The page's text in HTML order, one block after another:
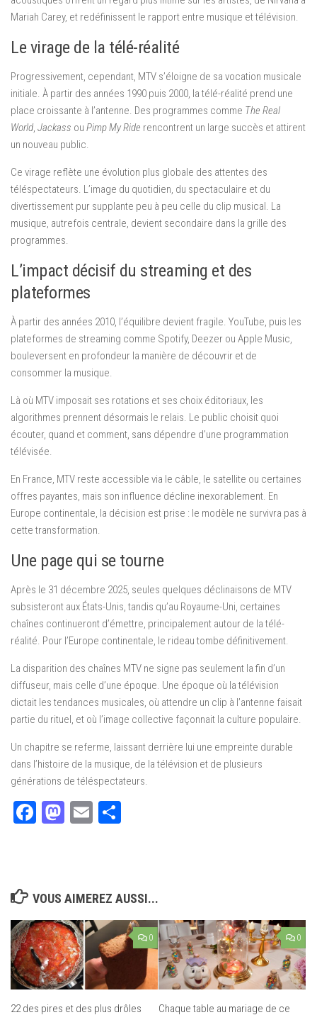
Mariah Carey, et redéfinissent le rapport entre musique et télévision.
Le virage de la télé-réalité
Progressivement, cependant, MTV s’éloigne de sa vocation musicale
initiale. À partir des années 1990 puis 2000, la télé-réalité prend une
place croissante à l’antenne. Des programmes comme The Real
World, Jackass ou Pimp My Ride rencontrent un large succès et attirent
un nouveau public.
Ce virage reflète une évolution plus globale des attentes des
téléspectateurs. L’image du quotidien, du spectaculaire et du
divertissement pur supplante peu à peu celle du clip musical. La
musique, autrefois centrale, devient secondaire dans la grille des
programmes.
L’impact décisif du streaming et des
plateformes
À partir des années 2010, l’équilibre devient fragile. YouTube, puis les
plateformes de streaming comme Spotify, Deezer ou Apple Music,
bouleversent en profondeur la manière de découvrir et de
consommer la musique.
Là où MTV imposait ses rotations et ses choix éditoriaux, les
algorithmes prennent désormais le relais. Le public choisit quoi
écouter, quand et comment, sans dépendre d’une programmation
télévisée.
En France, MTV reste accessible via le câble, le satellite ou certaines
offres payantes, mais son influence décline inexorablement. En
Europe continentale, la décision est prise : le modèle ne survivra pas à
cette transformation.
Une page qui se tourne
Après le 31 décembre 2025, seules quelques déclinaisons de MTV
subsisteront aux États-Unis, tandis qu’au Royaume-Uni, certaines
chaînes continueront d’émettre, principalement autour de la télé-
réalité. Pour l’Europe continentale, le rideau tombe définitivement.
La disparition des chaînes MTV ne signe pas seulement la fin d’un
diffuseur, mais celle d’une époque. Une époque où la télévision
dictait les tendances musicales, où attendre un clip à l’antenne faisait
partie du rituel, et où l’image collective façonnait la culture populaire.
Un chapitre se referme, laissant derrière lui une empreinte durable
dans l’histoire de la musique, de la télévision et de plusieurs
générations de téléspectateurs.
Facebook
Mastodon
Email
VOUS AIMEREZ AUSSI...
0
22 des pires et des plus drôles
0
Chaque table au mariage de ce